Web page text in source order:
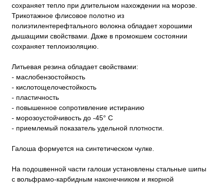
сохраняет тепло при длительном нахождении на морозе.
Трикотажное флисовое полотно из
полиэтилентерефтального волокна обладает хорошими
дышащими свойствами. Даже в промокшем состоянии
сохраняет теплоизоляцию.
Литьевая резина обладает свойствами:
- маслобензостойкость
- кислотощелочестойкость
- пластичность
- повышенное сопротивление истиранию
- морозоустойчивость до -45° C
- приемлемый показатель удельной плотности.
Галоша формуется на синтетическом чулке.
На подошвенной части галоши установлены стальные шипы
с вольфрамо-карбидным наконечником и якорной